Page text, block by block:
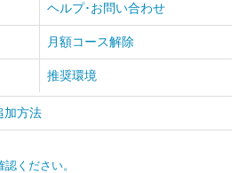
ヘルプ･お問い合わせ
月額コース解除
推奨環境
加方法
ください。